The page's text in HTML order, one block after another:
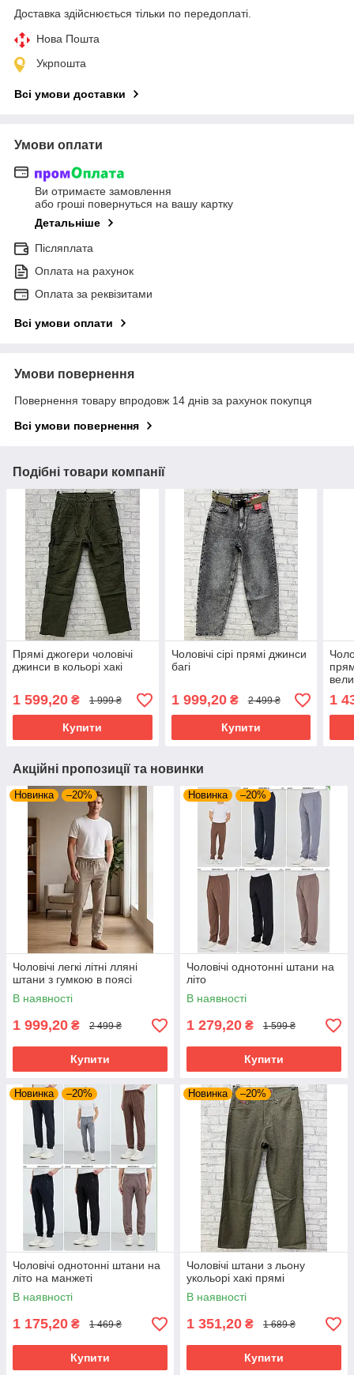
Доставка здійснюється тільки по передоплаті.
Нова Пошта
Укрпошта
Всі умови доставки
Умови оплати
Ви отримаєте замовлення
або гроші повернуться на вашу картку
Детальніше
Післяплата
Оплата на рахунок
Оплата за реквізитами
Всі умови оплати
Умови повернення
Повернення товару впродовж 14 днів за рахунок покупця
Всі умови повернення
Подібні товари компанії
Прямі джогери чоловічі
джинси в кольорі хакі
1 599,20 ₴ 1 999 ₴
Купити
Чоловічі сірі прямі джинси
багі
1 999,20₴ 2 499 ₴
Купити
1
Акційні пропозиції та новинки
Новинка –20%
Чоловічі легкі літні лляні
штани з гумкою в поясі
В наявності
1 999,20 ₴ 2 499 ₴
Купити
Новинка –20%
Чоловічі однотонні штани на
літо
В наявності
1 279,20 ₴ 1 599 ₴
Купити
Новинка –20%
Чоловічі однотонні штани на
літо на манжеті
В наявності
1 175,20 ₴ 1 469 ₴
Купити
Новинка –20%
Чоловічі штани з льону
укольорі хакі прямі
В наявності
1 351,20 ₴ 1 689 ₴
Купити